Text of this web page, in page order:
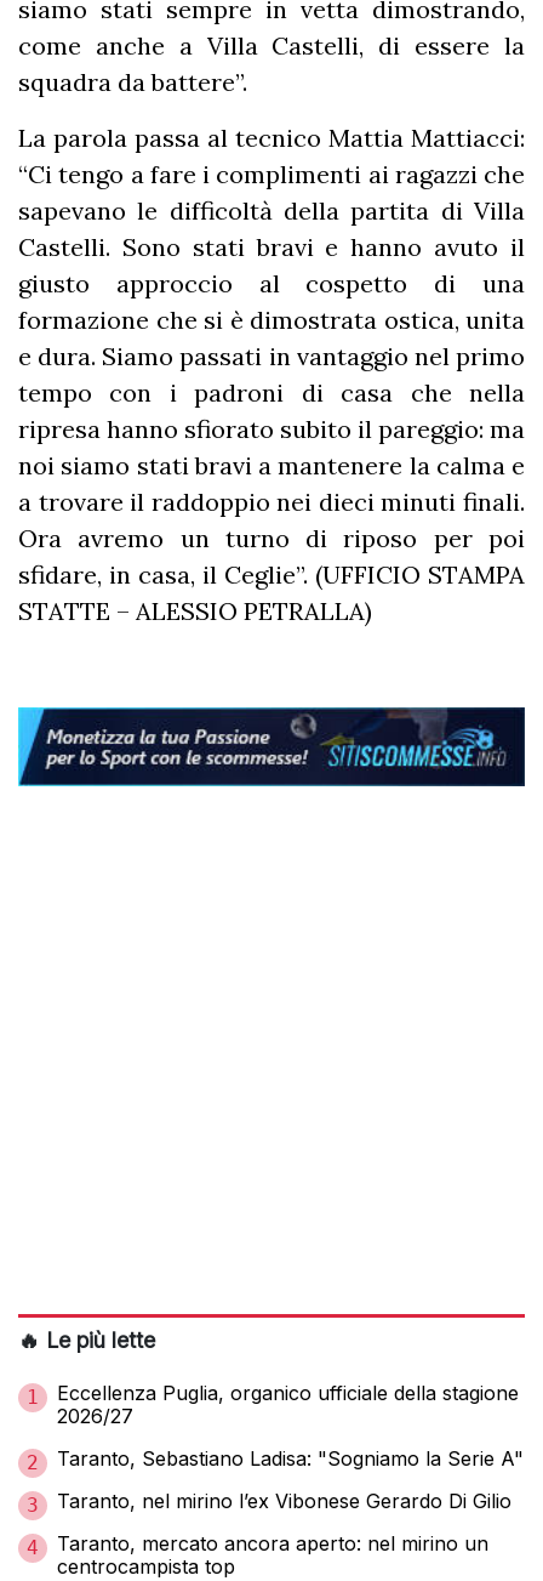
siamo stati sempre in vetta dimostrando,
come anche a Villa Castelli, di essere la
squadra da battere”.
La parola passa al tecnico Mattia Mattiacci:
“Ci tengo a fare i complimenti ai ragazzi che
sapevano le difficoltà della partita di Villa
Castelli. Sono stati bravi e hanno avuto il
giusto approccio al cospetto di una
formazione che si è dimostrata ostica, unita
e dura. Siamo passati in vantaggio nel primo
tempo con i padroni di casa che nella
ripresa hanno sfiorato subito il pareggio: ma
noi siamo stati bravi a mantenere la calma e
a trovare il raddoppio nei dieci minuti finali.
Ora avremo un turno di riposo per poi
sfidare, in casa, il Ceglie”. (UFFICIO STAMPA
STATTE – ALESSIO PETRALLA)
🔥 Le più lette
1
Eccellenza Puglia, organico ufficiale della stagione
2026/27
2 Taranto, Sebastiano Ladisa: "Sogniamo la Serie A"
3 Taranto, nel mirino l’ex Vibonese Gerardo Di Gilio
4
Taranto, mercato ancora aperto: nel mirino un
centrocampista top